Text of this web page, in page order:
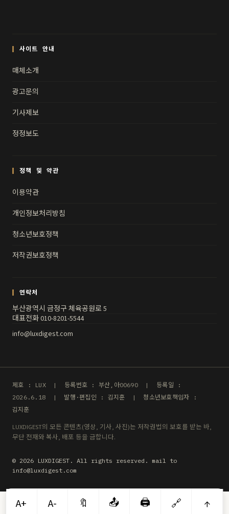
사이트 안내
매체소개
광고문의
기사제보
정정보도
정책 및 약관
이용약관
개인정보처리방침
청소년보호정책
저작권보호정책
연락처
부산광역시 금정구 체육공원로 5
대표전화 010-8201-5544
info@luxdigest.com
제호 : LUX | 등록번호 : 부산,아00690 | 등록일 :
2026.6.18 | 발행·편집인 : 김지훈 | 청소년보호책임자 :
김지훈
LUXDIGEST의 모든 콘텐츠(영상, 기사, 사진)는 저작권법의 보호를 받는 바,
무단 전재와 복사, 배포 등을 금합니다.
© 2026 LUXDIGEST. All rights reserved. mail to
info@luxdigest.com
A+ A- 🔖 📤 🖨️ 🔗 ↑